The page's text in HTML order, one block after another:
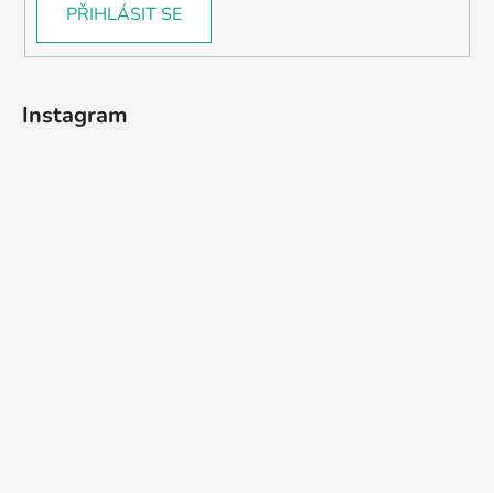
PŘIHLÁSIT SE
Instagram